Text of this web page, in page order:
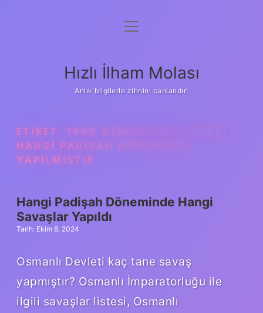
Anasayfa
Yasal Uyarı
menüyü
Hızlı İlham Molası
Anlık bilgilerle zihnini canlandır!
ETIKET: 1806 OSMANLIRUS SAVAŞI
HANGI PADIŞAH DÖNEMINDE
YAPILMIŞTIR
Hangi Padişah Döneminde Hangi
Savaşlar Yapıldı
Tarih: Ekim 8, 2024
Osmanlı Devleti kaç tane savaş
yapmıştır? Osmanlı İmparatorluğu ile
ilgili savaşlar listesi, Osmanlı